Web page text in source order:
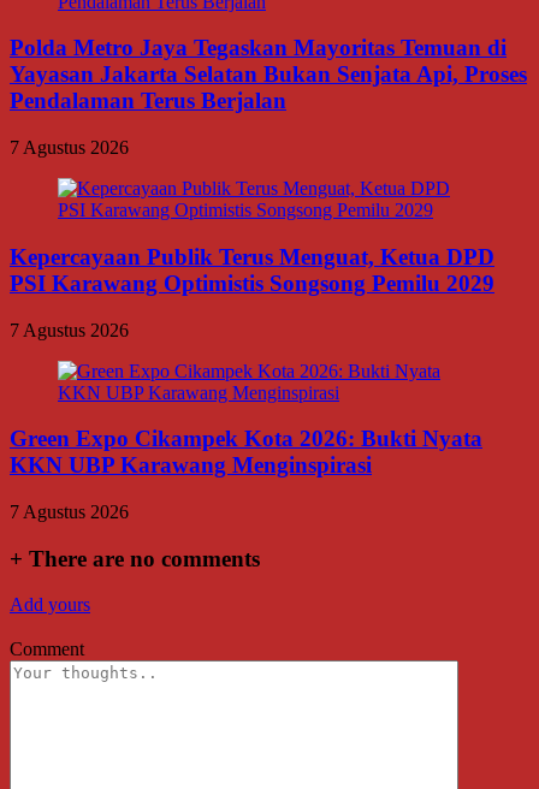
Polda Metro Jaya Tegaskan Mayoritas Temuan di
Yayasan Jakarta Selatan Bukan Senjata Api, Proses
Pendalaman Terus Berjalan
7 Agustus 2026
Kepercayaan Publik Terus Menguat, Ketua DPD
PSI Karawang Optimistis Songsong Pemilu 2029
7 Agustus 2026
Green Expo Cikampek Kota 2026: Bukti Nyata
KKN UBP Karawang Menginspirasi
7 Agustus 2026
+ There are no comments
Add yours
Comment